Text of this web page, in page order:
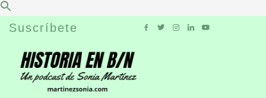
Skip
content
Suscríbete